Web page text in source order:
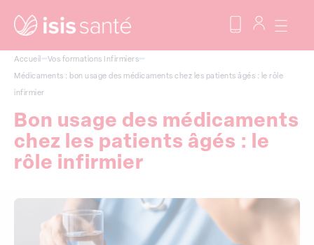
Accueil Vos formations Infirmiers
Médicaments : bon usage des médicaments chez les patients âgés : le rôle
infirmier
Bon usage des médicaments
chez les patients âgés : le
rôle infirmier